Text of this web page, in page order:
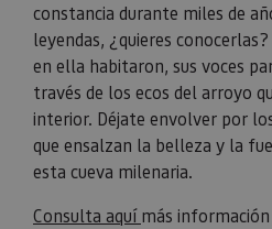
constancia durante miles de
leyendas, ¿quieres
en ella habitaron, sus voces
través de los ecos del arroyo
interior. Déjate envolver por
que ensalzan la belleza y la
esta cueva milenaria.
Consulta aquímás